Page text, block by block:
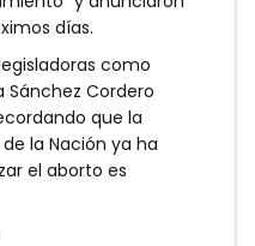
días.
como
Sánchez Cordero
que la
la Nación ya ha
el aborto es